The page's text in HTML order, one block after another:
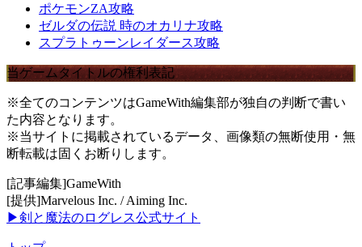
ポケモンZA攻略
ゼルダの伝説 時のオカリナ攻略
スプラトゥーンレイダース攻略
当ゲームタイトルの権利表記
※全てのコンテンツはGameWith編集部が独自の判断で書い
た内容となります。
※当サイトに掲載されているデータ、画像類の無断使用・無
断転載は固くお断りします。
[記事編集]GameWith
[提供]Marvelous Inc. / Aiming Inc.
▶剣と魔法のログレス公式サイト